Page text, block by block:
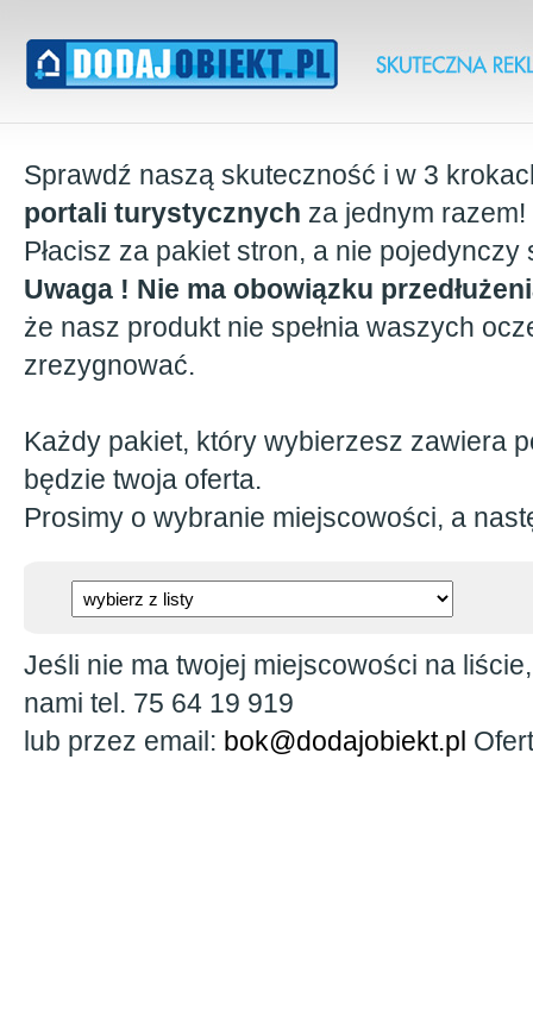
Sprawdź naszą skuteczność i w 3
portali turystycznych za jednym razem!
Płacisz za pakiet stron, a nie pojedynczy
Uwaga ! Nie ma obowiązku
że nasz produkt nie spełnia waszych
zrezygnować.
Każdy pakiet, który wybierzesz zawiera
będzie twoja oferta.
Prosimy o wybranie miejscowości, a
Jeśli nie ma twojej miejscowości na
nami tel. 75 64 19 919
lub przez email: bok@dodajobiekt.pl